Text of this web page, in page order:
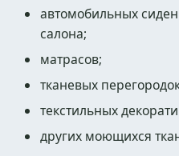
автомобильных
салона;
матрасов;
тканевых
текстильных
других моющихся